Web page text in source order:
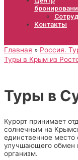
Контакты
Главная
Россия.
Туры в Крым из
Туры в
Курорт принимает
солнечным на
единственное место
улучшающего обмен
организм.